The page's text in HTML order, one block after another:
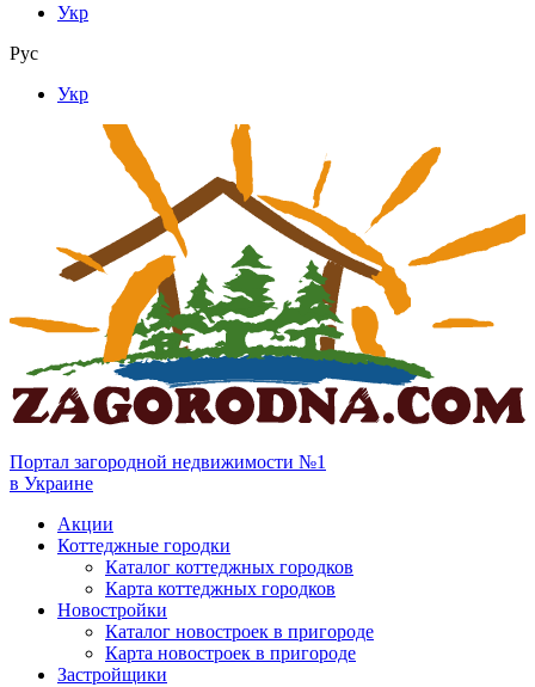
Укр
Рус
Укр
Портал загородной недвижимости №1
в Украине
Акции
Коттеджные городки
Каталог коттеджных городков
Карта коттеджных городков
Новостройки
Каталог новостроек в пригороде
Карта новостроек в пригороде
Застройщики